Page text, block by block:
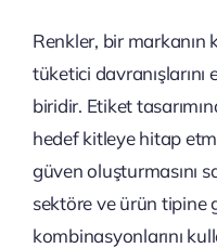
Renkler, bir markanın
tüketici
biridir. Etiket
hedef kitleye hitap
güven oluşturmasını
sektöre ve ürün tipine
kombinasyonlarını